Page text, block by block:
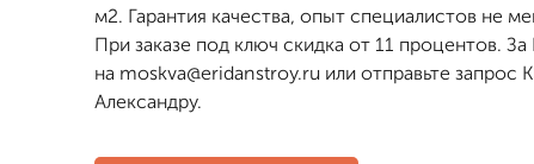
м2. Гарантия качества, опыт специалистов не
При заказе под ключ скидка от 11 процентов.
на moskva@eridanstroy.ru или отправьте запрос
Александру.